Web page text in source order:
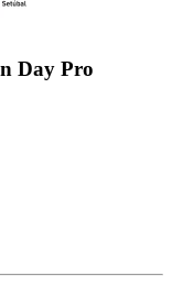
Day Pro